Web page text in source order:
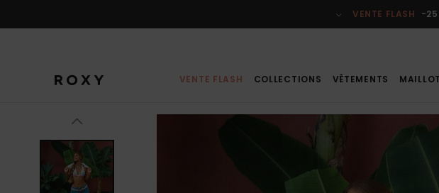
le
VENTE FLASH -
VENTE FLASH COLLECTIONS VÊTEMENTS